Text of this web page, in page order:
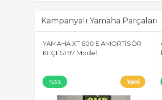
Kampanyalı Yamaha Parçaları
YAMAHA XT 600 E AMORTİSÖR
KEÇESİ 97 Model
%36